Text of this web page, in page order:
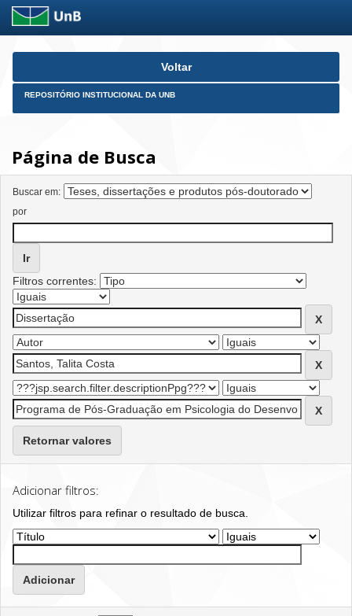
Skip
Voltar
REPOSITÓRIO INSTITUCIONAL DA UNB
Página de Busca
Buscar em:
por
Filtros correntes:
Retornar valores
Adicionar filtros:
Utilizar filtros para refinar o resultado de busca.